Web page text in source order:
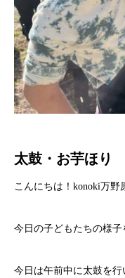
太鼓・お芋ほり
こんにちは！konoki万野
今日の子どもたちの様子
今日は午前中に太鼓を行